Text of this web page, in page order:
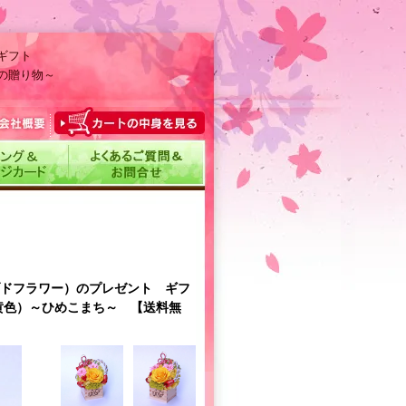
フト
贈り物～
フラワー）のプレゼント ギフ
～ひめこまち～ 【送料無